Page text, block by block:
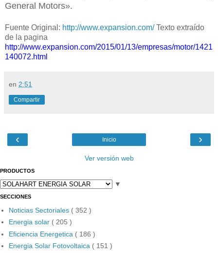
General Motors».
Fuente Original: http://www.expansion.com/Texto extraído
de la pagina
http://www.expansion.com/2015/01/13/empresas/motor/1421
140072.html
en 2:51
Compartir
‹ ›
Inicio
Ver versión web
PRODUCTOS
▼
SECCIONES
Noticias Sectoriales ( 352 )
Energia solar ( 205 )
Eficiencia Energetica ( 186 )
Energia Solar Fotovoltaica ( 151 )